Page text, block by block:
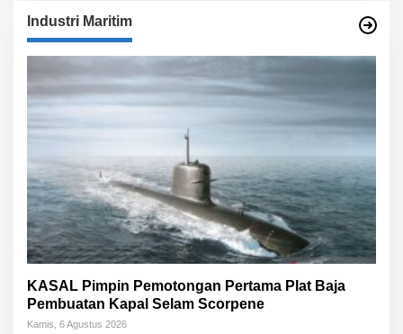
Industri Maritim
KASAL Pimpin Pemotongan Pertama Plat Baja
Pembuatan Kapal Selam Scorpene
Kamis, 6 Agustus 2026